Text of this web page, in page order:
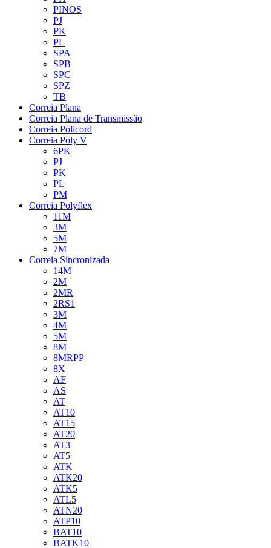
PINOS
PJ
PK
PL
SPA
SPB
SPC
SPZ
TB
Correia Plana
Correia Plana de Transmissão
Correia Policord
Correia Poly V
6PK
PJ
PK
PL
PM
Correia Polyflex
11M
3M
5M
7M
Correia Sincronizada
14M
2M
2MR
2RS1
3M
4M
5M
8M
8MRPP
8X
AF
AS
AT
AT10
AT15
AT20
AT3
AT5
ATK
ATK20
ATK5
ATL5
ATN20
ATP10
BAT10
BATK10